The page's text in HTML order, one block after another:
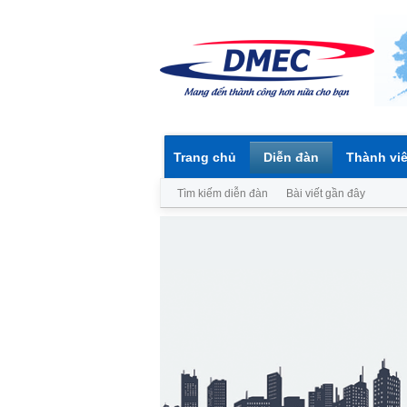
Trang chủ Diễn đàn
Tìm kiếm diễn đàn Bài viết gần đây
Thành